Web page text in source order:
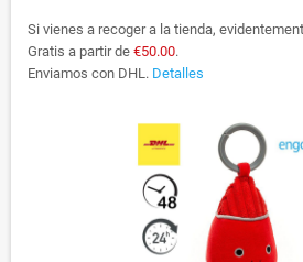
Si vienes a recoger a la tienda,
Gratis a partir de €50.00.
Enviamos con DHL. Detalles